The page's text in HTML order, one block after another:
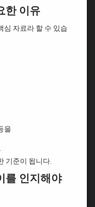
한 이유
심 자료라 할 수 있습
을
기준이 됩니다.
를 인지해야